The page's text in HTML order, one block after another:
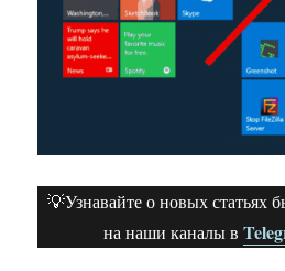
💡Узнавайте о новых статьях
на наши каналы в